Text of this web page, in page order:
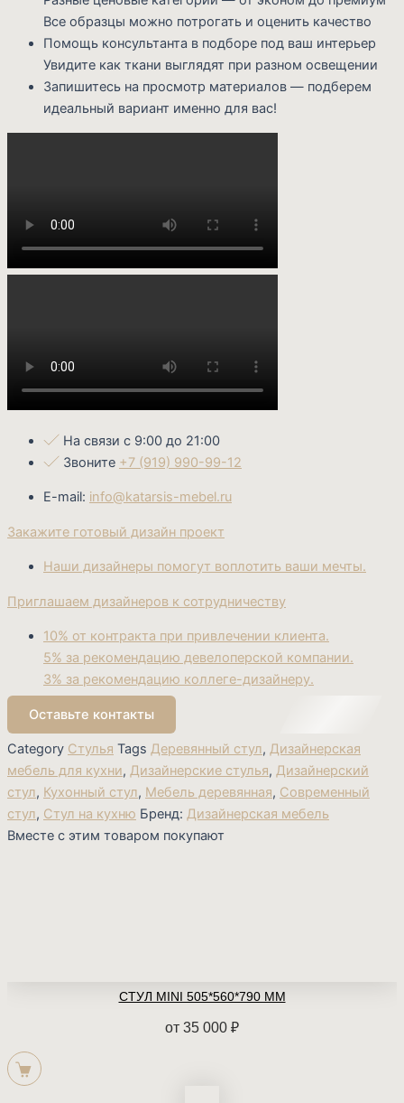
Все образцы можно потрогать и оценить качество
Помощь консультанта в подборе под ваш интерьер
Увидите как ткани выглядят при разном освещении
Запишитесь на просмотр материалов — подберем
идеальный вариант именно для вас!
На связи с 9:00 до 21:00
Звоните +7 (919) 990-99-12
E-mail: info@katarsis-mebel.ru
Закажите готовый дизайн проект
Наши дизайнеры помогут воплотить ваши мечты.
Приглашаем дизайнеров к сотрудничеству
10% от контракта при привлечении клиента.
5% за рекомендацию девелоперской компании.
3% за рекомендацию коллеге-дизайнеру.
Оставьте контакты
Category Стулья Tags Деревянный стул, Дизайнерская
мебель для кухни, Дизайнерские стулья, Дизайнерский
стул, Кухонный стул, Мебель деревянная, Современный
стул, Стул на кухню Бренд: Дизайнерская мебель
Вместе с этим товаром покупают
СТУЛ MINI 505*560*790 ММ
от 35 000 ₽